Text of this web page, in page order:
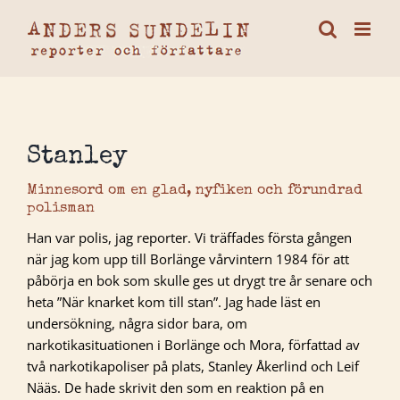
innehållet
Stanley
Minnesord om en glad, nyfiken och förundrad
polisman
Han var polis, jag reporter. Vi träffades första gången
när jag kom upp till Borlänge vårvintern 1984 för att
påbörja en bok som skulle ges ut drygt tre år senare och
heta ”När knarket kom till stan”. Jag hade läst en
undersökning, några sidor bara, om
narkotikasituationen i Borlänge och Mora, författad av
två narkotikapoliser på plats, Stanley Åkerlind och Leif
Nääs. De hade skrivit den som en reaktion på en